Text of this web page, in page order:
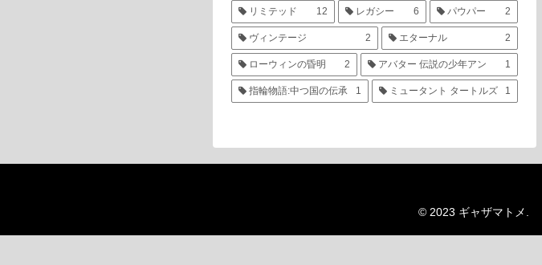
リミテッド 12 レガシー 6 パウパー 2
ヴィンテージ 2 エターナル 2
ローウィンの昏明 2 アバター 伝説の少年アン 1
指輪物語:中つ国の伝承 1 ミュータント タートルズ 1
© 2023 ギャザマトメ.